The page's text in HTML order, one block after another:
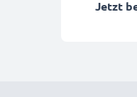
Jetzt